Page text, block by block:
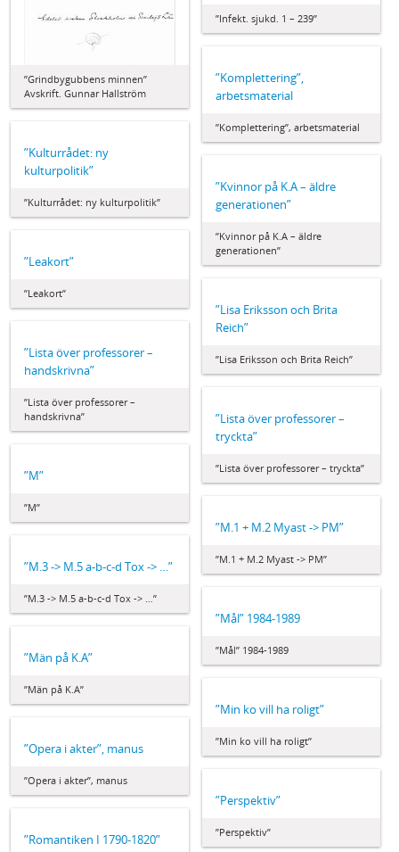
”Grindbygubbens minnen”
Avskrift. Gunnar Hallström
”Infekt. sjukd. 1 – 239”
”Komplettering”,
arbetsmaterial
”Komplettering”, arbetsmaterial
”Kulturrådet: ny
kulturpolitik”
”Kulturrådet: ny kulturpolitik”
”Kvinnor på K.A – äldre
generationen”
”Kvinnor på K.A – äldre
generationen”
”Leakort”
”Leakort”
”Lisa Eriksson och Brita
Reich”
”Lisa Eriksson och Brita Reich”
”Lista över professorer –
handskrivna”
”Lista över professorer –
handskrivna”
”Lista över professorer –
tryckta”
”Lista över professorer – tryckta”
”M”
”M”
”M.1 + M.2 Myast -> PM”
”M.1 + M.2 Myast -> PM”
”M.3 -> M.5 a-b-c-d Tox -> …”
”M.3 -> M.5 a-b-c-d Tox -> …”
”Mål” 1984-1989
”Mål” 1984-1989
”Män på K.A”
”Män på K.A”
”Min ko vill ha roligt”
”Min ko vill ha roligt”
”Opera i akter”, manus
”Opera i akter”, manus
”Perspektiv”
”Perspektiv”
”Romantiken I 1790-1820”